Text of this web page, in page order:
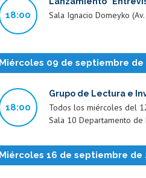
18:00 Sala Ignacio Domeyko
Miércoles 09 de septiembre de
18:00
Grupo de Lectura e
Todos los miércoles del
Sala 10 Departamento de
Miércoles 16 de septiembre de